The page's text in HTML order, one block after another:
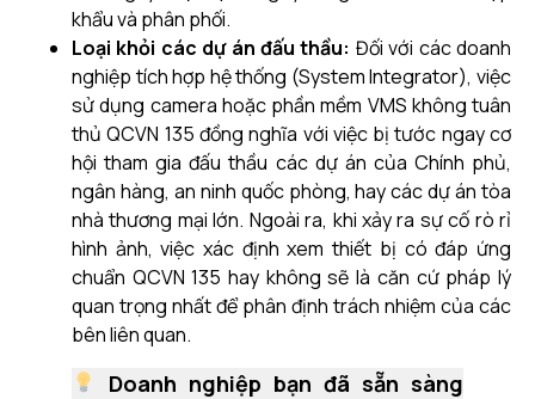
khẩu và phân phối.
Loại khỏi các dự án đấu thầu: Đối với các doanh
nghiệp tích hợp hệ thống (System Integrator), việc
sử dụng camera hoặc phần mềm VMS không tuân
thủ QCVN 135 đồng nghĩa với việc bị tước ngay cơ
hội tham gia đấu thầu các dự án của Chính phủ,
ngân hàng, an ninh quốc phòng, hay các dự án tòa
nhà thương mại lớn. Ngoài ra, khi xảy ra sự cố rò rỉ
hình ảnh, việc xác định xem thiết bị có đáp ứng
chuẩn QCVN 135 hay không sẽ là căn cứ pháp lý
quan trọng nhất để phân định trách nhiệm của các
bên liên quan.
Doanh nghiệp bạn đã sẵn sàng